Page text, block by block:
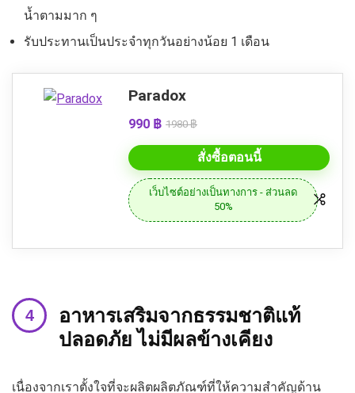
น้ำตามมาก ๆ
รับประทานเป็นประจำทุกวันอย่างน้อย 1 เดือน
Paradox
990 ฿ 1980 ฿
สั่งซื้อตอนนี้
เว็บไซต์อย่างเป็นทางการ - ส่วนลด
50%
อาหารเสริมจากธรรมชาติแท้
ปลอดภัย ไม่มีผลข้างเคียง
เนื่องจากเราตั้งใจที่จะผลิตผลิตภัณฑ์ที่ให้ความสำคัญด้าน